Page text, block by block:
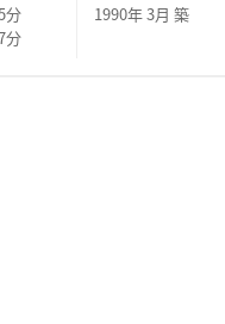
分
分
1990年 3月 築